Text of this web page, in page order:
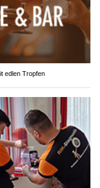
edlen Tropfen